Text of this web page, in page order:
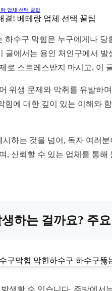
업체 선택 꿀팁
결! 베테랑 업체 선택 꿀팁
하수구 막힘은 누구에게나
글에서는 용인 처인구에서
로 스트레스받지 마시고, 이
위생 문제와 악취를 유발하
힘에 대한 깊이 있는 이해와
하는 것을 넘어, 독자 여러
, 신뢰할 수 있는 업체를 통
하는 걸까요? 주
생할 수 있습니다. 주방에서